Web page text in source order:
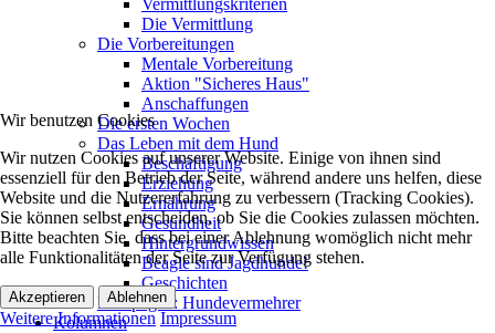
Vermittlungskriterien
Die Vermittlung
Die Vorbereitungen
Mentale Vorbereitung
Aktion "Sicheres Haus"
Anschaffungen
Die ersten Wochen
Das Leben mit dem Hund
Beschäftigung
Erziehung
Ernährung
Gesundheit
Hintergrundwissen
Beagle sind Jagdhunde!
Geschichten
Kampagne: Hundevermehrer
Kolumnen
Wir benutzen Cookies
Wir nutzen Cookies auf unserer Website. Einige von ihnen sind
essenziell für den Betrieb der Seite, während andere uns helfen, diese
Website und die Nutzererfahrung zu verbessern (Tracking Cookies).
Sie können selbst entscheiden, ob Sie die Cookies zulassen möchten.
Bitte beachten Sie, dass bei einer Ablehnung womöglich nicht mehr
alle Funktionalitäten der Seite zur Verfügung stehen.
Akzeptieren Ablehnen
Weitere Informationen Impressum